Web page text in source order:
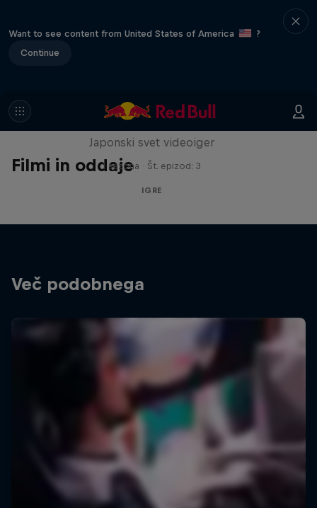
Want to see content from United States of America
?
Continue
Filmi in oddaje
Playing Fields
Japonski svet videoiger
1 sezona · Št. epizod: 3
IGRE
Več podobnega